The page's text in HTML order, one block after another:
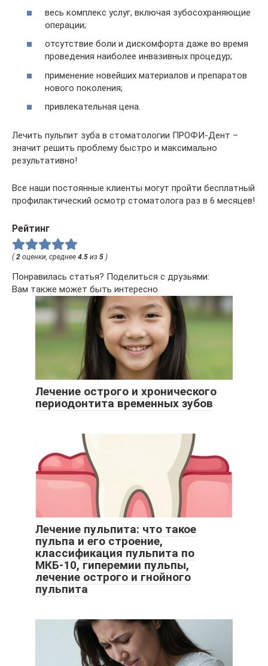
весь комплекс услуг, включая зубосохраняющие
операции;
отсутствие боли и дискомфорта даже во время
проведения наиболее инвазивных процедур;
применение новейших материалов и препаратов
нового поколения;
привлекательная цена.
Лечить пульпит зуба в стоматологии ПРОФИ-Дент –
значит решить проблему быстро и максимально
результативно!
Все наши постоянные клиенты могут пройти бесплатный
профилактический осмотр стоматолога раз в 6 месяцев!
Рейтинг
(2 оценки, среднее 4.5 из 5 )
Понравилась статья? Поделиться с друзьями:
Вам также может быть интересно
Лечение острого и хронического
периодонтита временных зубов
Лечение пульпита: что такое
пульпа и его строение,
классификация пульпита по
МКБ-10, гиперемии пульпы,
лечение острого и гнойного
пульпита